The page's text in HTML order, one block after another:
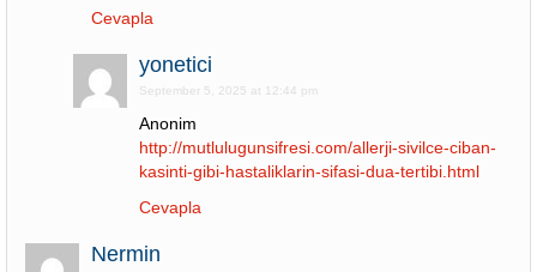
Cevapla
yonetici
September 5, 2025 at 12:44 pm
Anonim
http://mutlulugunsifresi.com/allerji-sivilce-ciban-
kasinti-gibi-hastaliklarin-sifasi-dua-tertibi.html
Cevapla
Nermin